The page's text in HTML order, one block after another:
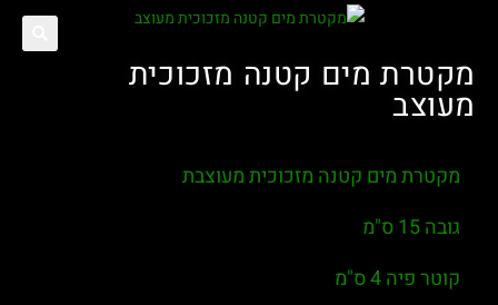
מים קטנה מזכוכית
מקטרת מים קטנה מזכוכית מעוצבת
גובה 15 ס"מ
קוטר פיה 4 ס"מ